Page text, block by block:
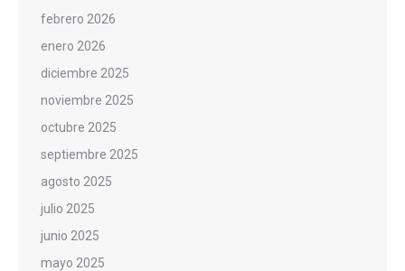
febrero 2026
enero 2026
diciembre 2025
noviembre 2025
octubre 2025
septiembre 2025
agosto 2025
julio 2025
junio 2025
mayo 2025